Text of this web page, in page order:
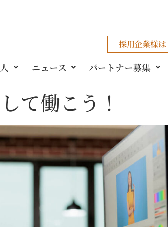
採用企業様は
ニュース パートナー募集
て働こう！